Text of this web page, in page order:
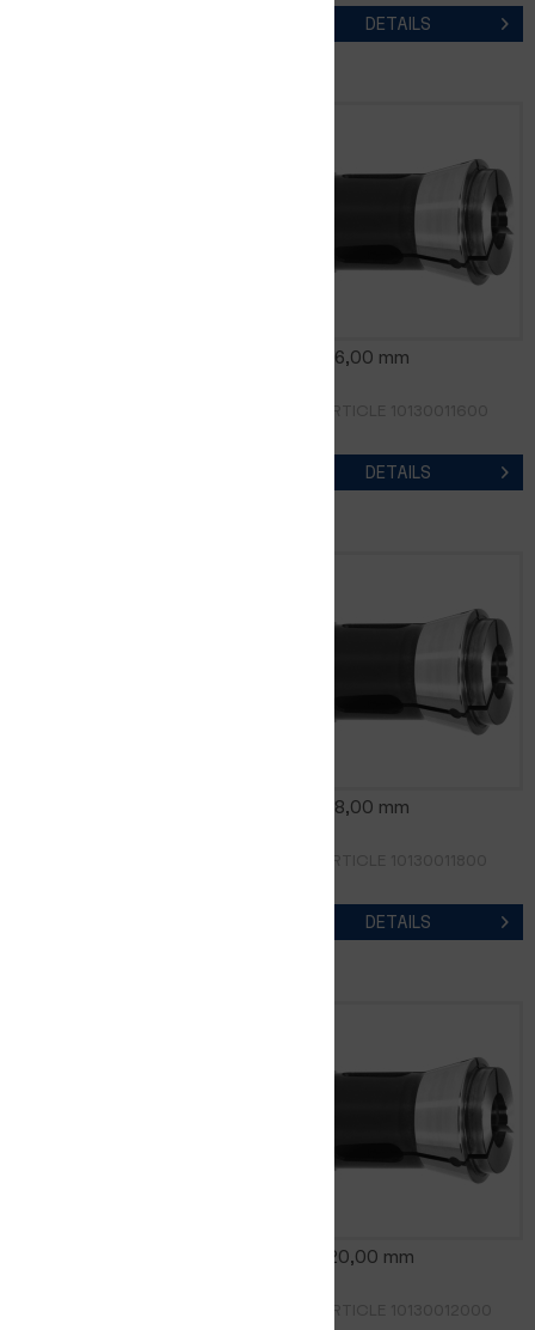
DETAILS
0185E 16,00 mm
DETAILS
0185E 18,00 mm
DETAILS
0185E 20,00 mm